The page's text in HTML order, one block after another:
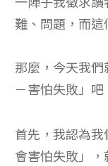
難、問題，而這
那麼，今天我
－害怕失敗」吧
首先，我認為
會害怕失敗」